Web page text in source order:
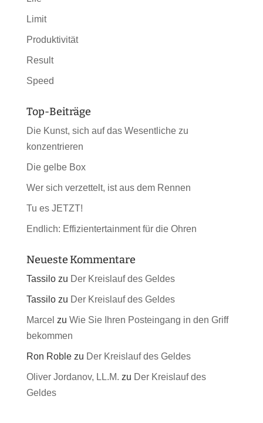
Limit
Produktivität
Result
Speed
Top-Beiträge
Die Kunst, sich auf das Wesentliche zu
konzentrieren
Die gelbe Box
Wer sich verzettelt, ist aus dem Rennen
Tu es JETZT!
Endlich: Effizientertainment für die Ohren
Neueste Kommentare
Tassilozu Der Kreislauf des Geldes
Tassilozu Der Kreislauf des Geldes
Marcel zu Wie Sie Ihren Posteingang in den Griff
bekommen
Ron Roblezu Der Kreislauf des Geldes
Oliver Jordanov, LL.M. zu Der Kreislauf des
Geldes